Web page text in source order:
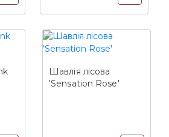
Шавлія лісова
'Sensation Rose'